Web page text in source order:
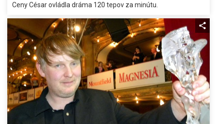
Ceny César ovládla dráma 120 tepov za minútu.